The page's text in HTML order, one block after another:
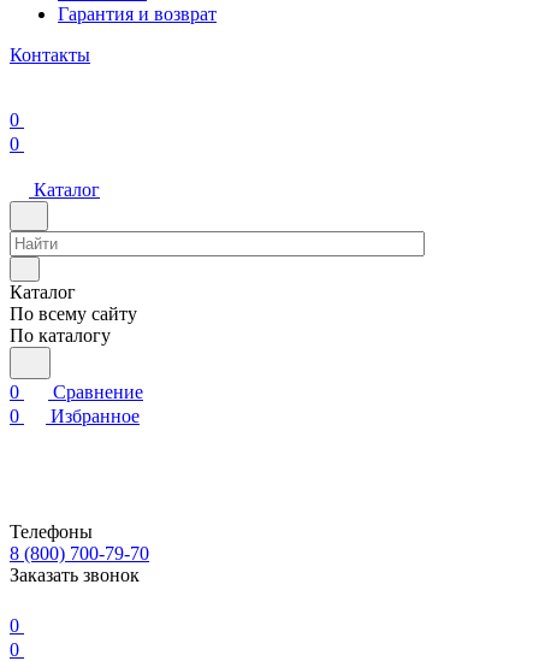
Гарантия и возврат
Контакты
0
0
Каталог
Каталог
По всему сайту
По каталогу
0
Сравнение
0
Избранное
Телефоны
8 (800) 700-79-70
Заказать звонок
0
0